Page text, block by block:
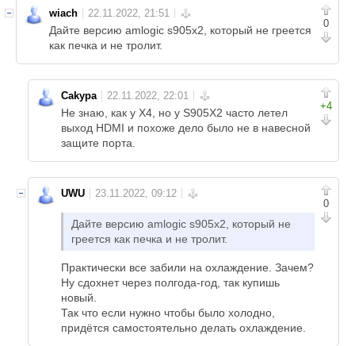
0
wiach
Дайте версию amlogic s905x2, который не греется
как печка и не тролит.
+4
Cakypa
Не знаю, как у Х4, но у S905X2 часто летел
выход HDMI и похоже дело было не в навесной
защите порта.
0
UWU
Дайте версию amlogic s905x2, который не
греется как печка и не тролит.
Практически все забили на охлаждение. Зачем?
Ну сдохнет через полгода-год, так купишь
новый.
Так что если нужно чтобы было холодно,
придётся самостоятельно делать охлаждение.